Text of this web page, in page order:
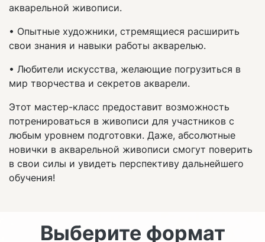
акварельной живописи.
• Опытные художники, стремящиеся расширить
свои знания и навыки работы акварелью.
• Любители искусства, желающие погрузиться в
мир творчества и секретов акварели.
Этот мастер-класс предоставит возможность
потренироваться в живописи для участников с
любым уровнем подготовки. Даже, абсолютные
новички в акварельной живописи смогут поверить
в свои силы и увидеть перспективу дальнейшего
обучения!
Выберите формат